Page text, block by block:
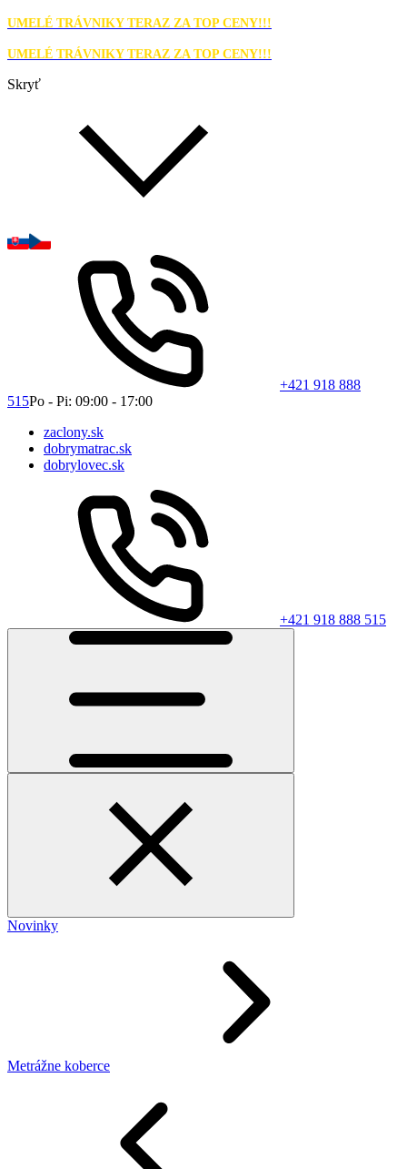
UMELÉ TRÁVNIKY TERAZ ZA TOP CENY!!!
UMELÉ TRÁVNIKY TERAZ ZA TOP CENY!!!
Skryť
+421 918 888
515Po - Pi: 09:00 - 17:00
zaclony.sk
dobrymatrac.sk
dobrylovec.sk
+421 918 888 515
Novinky
Metrážne koberce